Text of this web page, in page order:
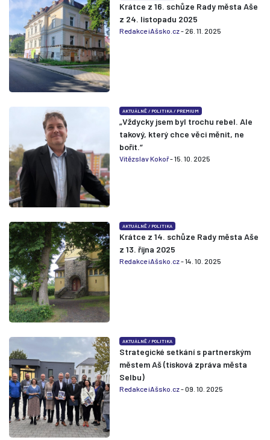
Krátce z 16. schůze Rady města Aše
z 24. listopadu 2025
Redakce iAšsko.cz- 26. 11. 2025
AKTUÁLNĚ /POLITIKA /PREMIUM
„Vždycky jsem byl trochu rebel. Ale
takový, který chce věci měnit, ne
bořit.“
Vítězslav Kokoř- 15. 10. 2025
AKTUÁLNĚ /POLITIKA
Krátce z 14. schůze Rady města Aše
z 13. října 2025
Redakce iAšsko.cz- 14. 10. 2025
AKTUÁLNĚ /POLITIKA
Strategické setkání s partnerským
městem Aš (tisková zpráva města
Selbu)
Redakce iAšsko.cz- 09. 10. 2025